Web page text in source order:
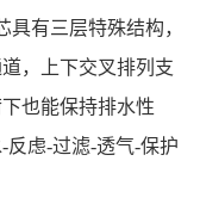
有三层特殊结构，
，上下交叉排列支
也能保持排水性
反虑-过滤-透气-保护